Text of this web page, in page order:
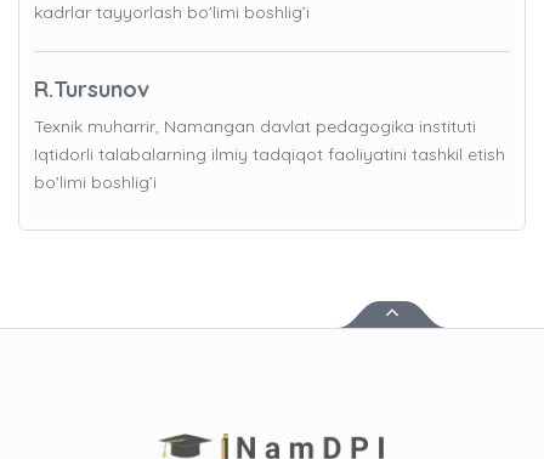
kadrlar tayyorlash bo'limi boshlig’i
R.Tursunov
Texnik muharrir, Namangan davlat pedagogika instituti
Iqtidorli talabalarning ilmiy tadqiqot faoliyatini tashkil etish
bo'limi boshlig’i